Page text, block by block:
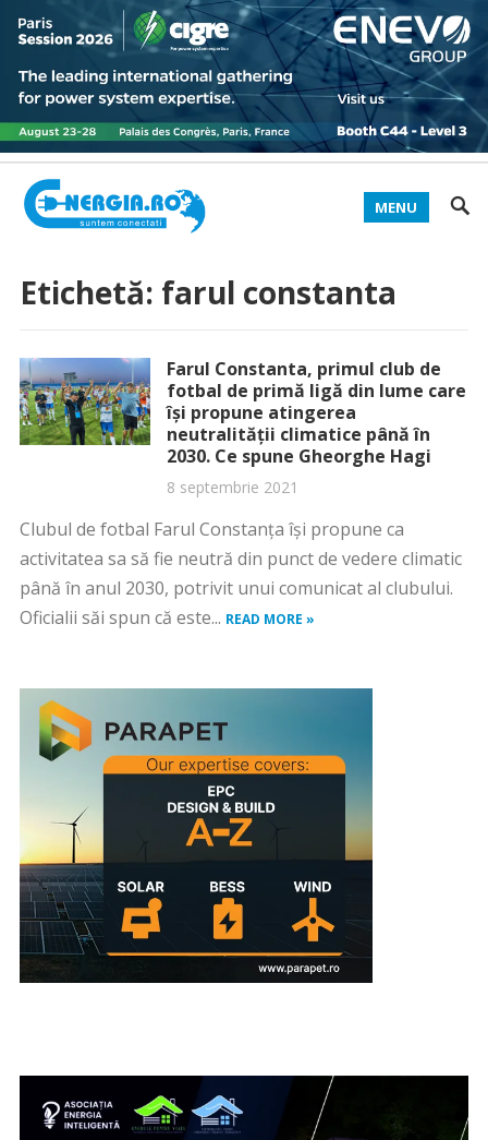
MENU
Etichetă: farul constanta
Farul Constanta, primul club de
fotbal de primă ligă din lume care
își propune atingerea
neutralității climatice până în
2030. Ce spune Gheorghe Hagi
8 septembrie 2021
Clubul de fotbal Farul Constanța își propune ca
activitatea sa să fie neutră din punct de vedere climatic
până în anul 2030, potrivit unui comunicat al clubului.
Oficialii săi spun că este... READ MORE »